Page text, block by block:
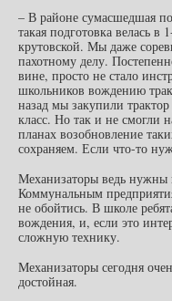
– В районе сумасшедшая
такая подготовка велась
крутовской. Мы даже
пахотному делу.
вине, просто не стало
школьников вождению
назад мы закупили
класс. Но так и не смогли
планах возобновление
сохраняем. Если что-то
Механизаторы ведь нужны
Коммунальным
не обойтись. В школе
вождения, и, если это
сложную технику.
Механизаторы сегодня
достойная.